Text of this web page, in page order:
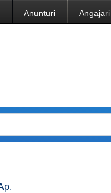
Anunturi Angajari